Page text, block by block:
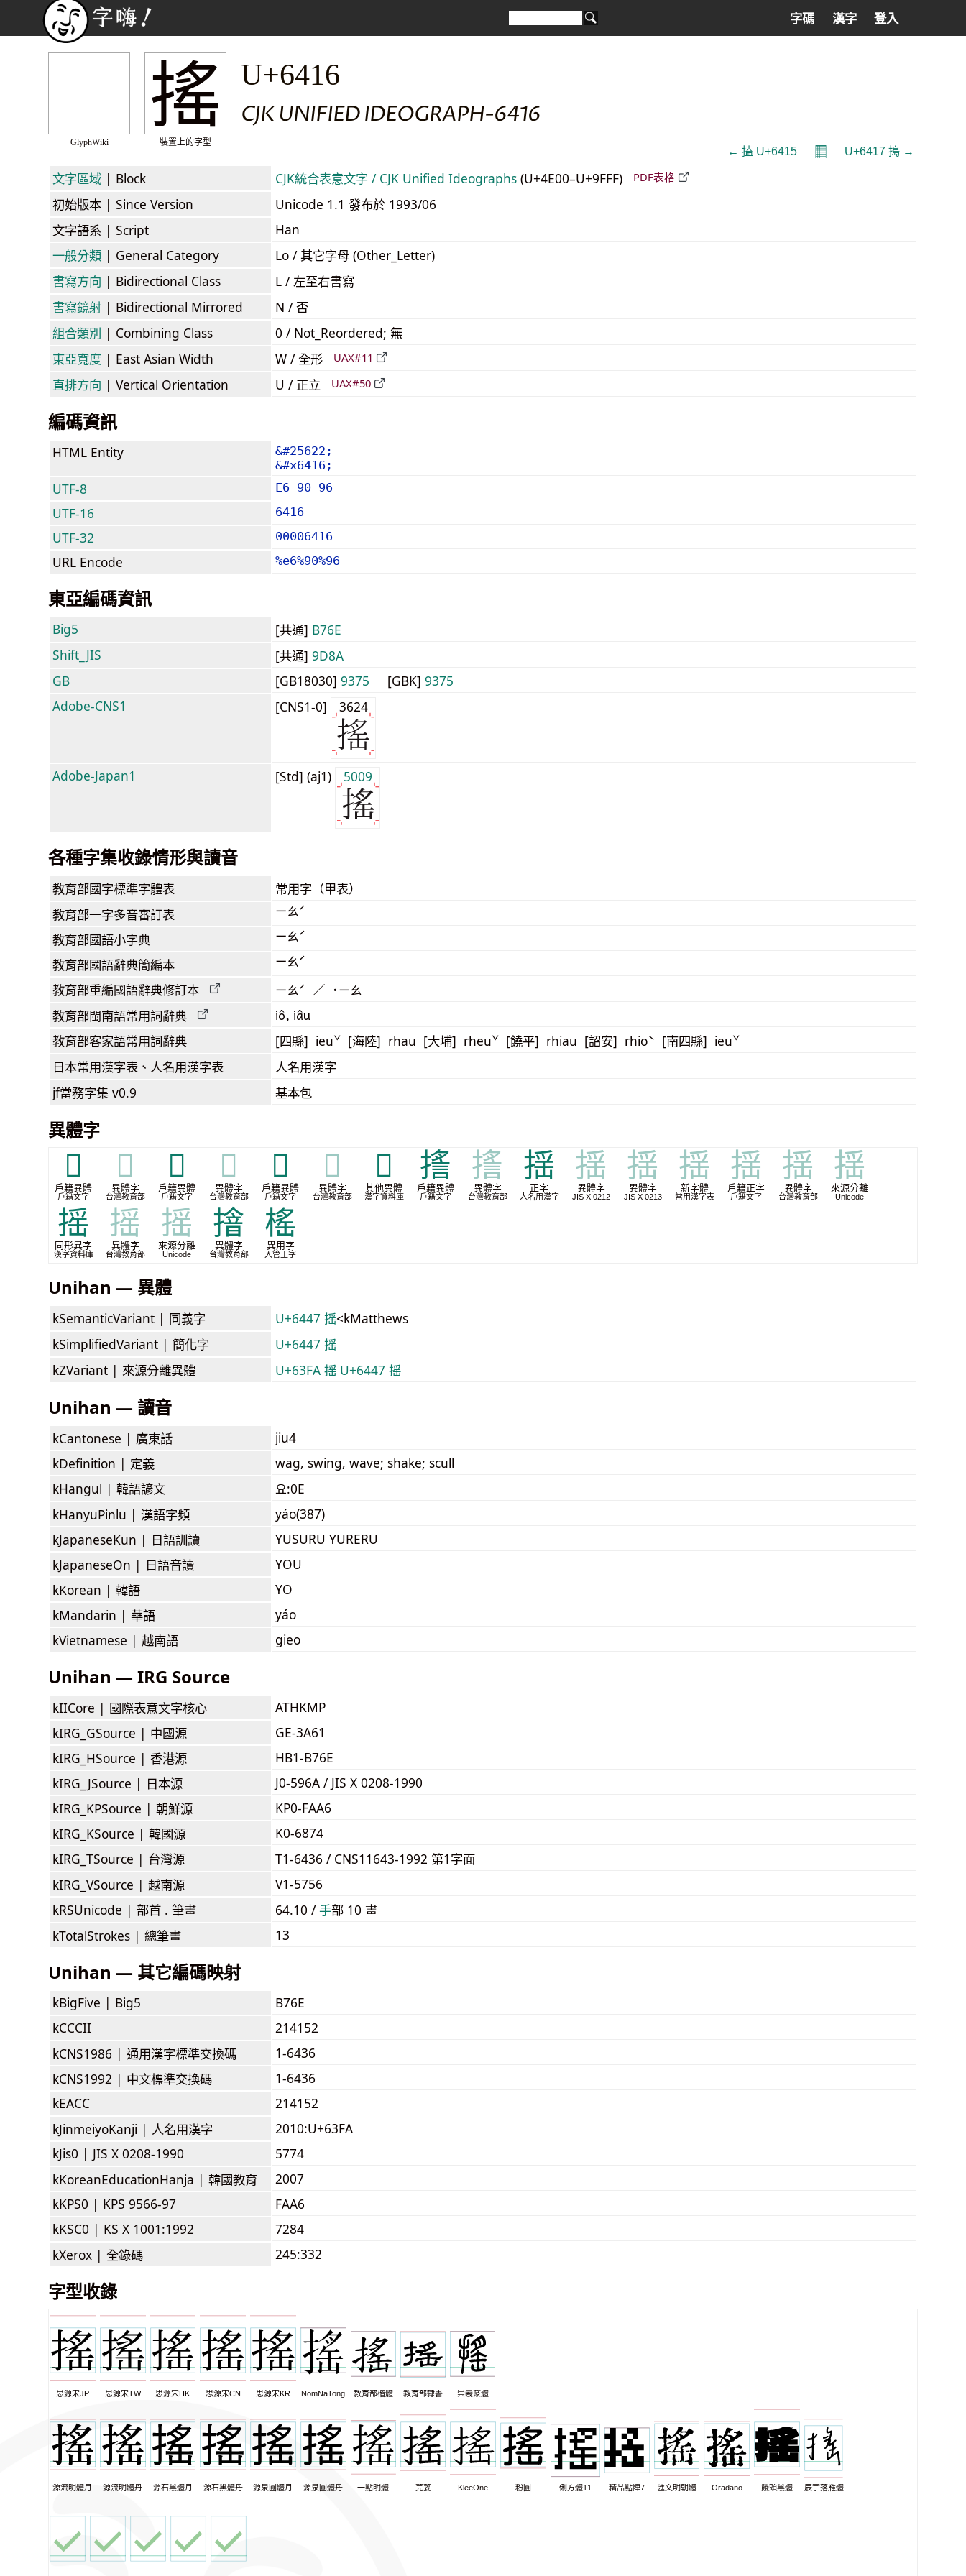
字碼 漢字 登入
GlyphWiki
搖
裝置上的字型
U+6416
CJK UNIFIED IDEOGRAPH-6416
← 搕 U+6415 𝄜 U+6417 搗 →
文字區域 | Block CJK統合表意文字 / CJK Unified Ideographs (U+4E00–U+9FFF) PDF表格
初始版本 | Since Version
Unicode 1.1 發布於 1993/06
文字語系 | Script
Han
一般分類 | General Category
Lo / 其它字母 (Other_Letter)
書寫方向 | Bidirectional Class
L / 左至右書寫
書寫鏡射 | Bidirectional Mirrored
N / 否
組合類別 | Combining Class
0 / Not_Reordered; 無
東亞寬度 | East Asian Width W / 全形 UAX#11
直排方向 | Vertical Orientation U / 正立 UAX#50
編碼資訊
HTML Entity
&#25622;
&#x6416;
UTF-8 E6 90 96
UTF-16 6416
UTF-32 00006416
URL Encode %e6%90%96
東亞編碼資訊
Big5 [共通] B76E
Shift_JIS
[共通] 9D8A
GB
[GB18030] 9375 [GBK] 9375
Adobe-CNS1
[CNS1-0] 3624
Adobe-Japan1 [Std] (aj1) 5009
各種字集收錄情形與讀音
教育部國字標準字體表 常用字（甲表）
教育部一字多音審訂表 ㄧㄠˊ
教育部國語小字典 ㄧㄠˊ
教育部國語辭典簡編本 ㄧㄠˊ
教育部重編國語辭典修訂本 ㄧㄠˊ ／ ˙ㄧㄠ
教育部閩南語常用詞辭典 iô, iâu
教育部客家語常用詞辭典 [四縣] ieuˇ [海陸] rhau [大埔] rheuˇ [饒平] rhiau [詔安] rhioˋ [南四縣] ieuˇ
日本常用漢字表 、人名用漢字表 人名用漢字
jf當務字集 v0.9 基本包
異體字
𢭊
戶籍異體
戶籍文字
𢭊
異體字
台灣教育部
𢭌
戶籍異體
戶籍文字
𢭌
異體字
台灣教育部
𢳘
戶籍異體
戶籍文字
𢳘
異體字
台灣教育部
𢳸
其他異體
漢字資料庫
㨱
戶籍異體
戶籍文字
㨱
異體字
台灣教育部
揺
正字
人名用漢字
揺
異體字
JIS X 0212
揺
異體字
JIS X 0213
揺
新字體
常用漢字表
揺
戶籍正字
戶籍文字
揺
異體字
台灣教育部
揺
來源分離
Unicode
摇
同形異字
漢字資料庫
摇
異體字
台灣教育部
摇
來源分離
Unicode
摿
異體字
台灣教育部
榣
異用字
入管正字
Unihan — 異體
kSemanticVariant | 同義字 U+6447 摇<kMatthews
kSimplifiedVariant | 簡化字
U+6447 摇
kZVariant | 來源分離異體 U+63FA 揺 U+6447 摇
Unihan — 讀音
kCantonese | 廣東話
jiu4
kDefinition | 定義
wag, swing, wave; shake; scull
kHangul | 韓語諺文
요:0E
kHanyuPinlu | 漢語字頻
yáo(387)
kJapaneseKun | 日語訓讀
YUSURU YURERU
kJapaneseOn | 日語音讀
YOU
kKorean | 韓語
YO
kMandarin | 華語
yáo
kVietnamese | 越南語 gieo
Unihan — IRG Source
kIICore | 國際表意文字核心
ATHKMP
kIRG_GSource | 中國源
GE-3A61
kIRG_HSource | 香港源
HB1-B76E
kIRG_JSource | 日本源
J0-596A / JIS X 0208-1990
kIRG_KPSource | 朝鮮源
KP0-FAA6
kIRG_KSource | 韓國源
K0-6874
kIRG_TSource | 台灣源
T1-6436 / CNS11643-1992 第1字面
kIRG_VSource | 越南源
V1-5756
kRSUnicode | 部首 . 筆畫 64.10 /⼿部 10 畫
kTotalStrokes | 總筆畫 13
Unihan — 其它編碼映射
kBigFive | Big5
B76E
kCCCII
214152
kCNS1986 | 通用漢字標準交換碼
1-6436
kCNS1992 | 中文標準交換碼
1-6436
kEACC
214152
kJinmeiyoKanji | 人名用漢字
2010:U+63FA
kJis0 | JIS X 0208-1990
5774
kKoreanEducationHanja | 韓國教育
2007
kKPS0 | KPS 9566-97
FAA6
kKSC0 | KS X 1001:1992
7284
kXerox | 全錄碼 245:332
字型收錄
思源宋JP 思源宋TW 思源宋HK 思源宋CN 思源宋KR NomNaTong 教育部楷體 教育部隸書 崇羲篆體
源流明體月 源流明體丹 源石黑體月 源石黑體丹 源泉圓體月 源泉圓體丹 一點明體 芫荽 KleeOne 粉圓 俐方體11 精品點陣7 匯文明朝體 Oradano 饅頭黑體 辰宇落雁體